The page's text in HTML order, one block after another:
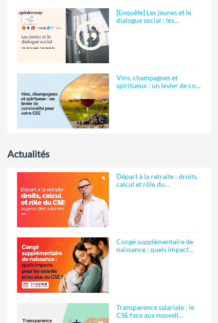
[Enquête] Les jeunes et le
dialogue social : les…
Vins, champagnes et
spiritueux : un levier de co…
Actualités
Départ à la retraite : droits,
calcul et rôle du…
Congé supplémentaire de
naissance : quels impact…
Transparence salariale : le
CSE face aux nouvell…